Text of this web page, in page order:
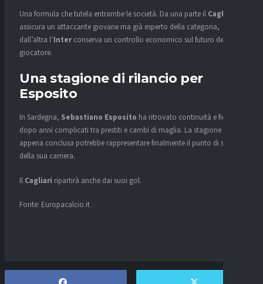
Una formula che tutela entrambe le società. Da una parte il Cagliari
assicura un attaccante giovane ma già esperto della categoria,
dall’altra l’Interconserva un controllo economico sul futuro del
giocatore.
Una stagione di rilancio per
Esposito
In Sardegna, Sebastiano Esposito ha ritrovato continuità e fiducia
dopo anni complicati tra prestiti e cambi di maglia. La stagione
appena conclusa potrebbe rappresentare finalmente il punto di svolta
della sua carriera.
Il Cagliari ripartirà anche dai suoi gol.
Fonte: Europacalcio.it